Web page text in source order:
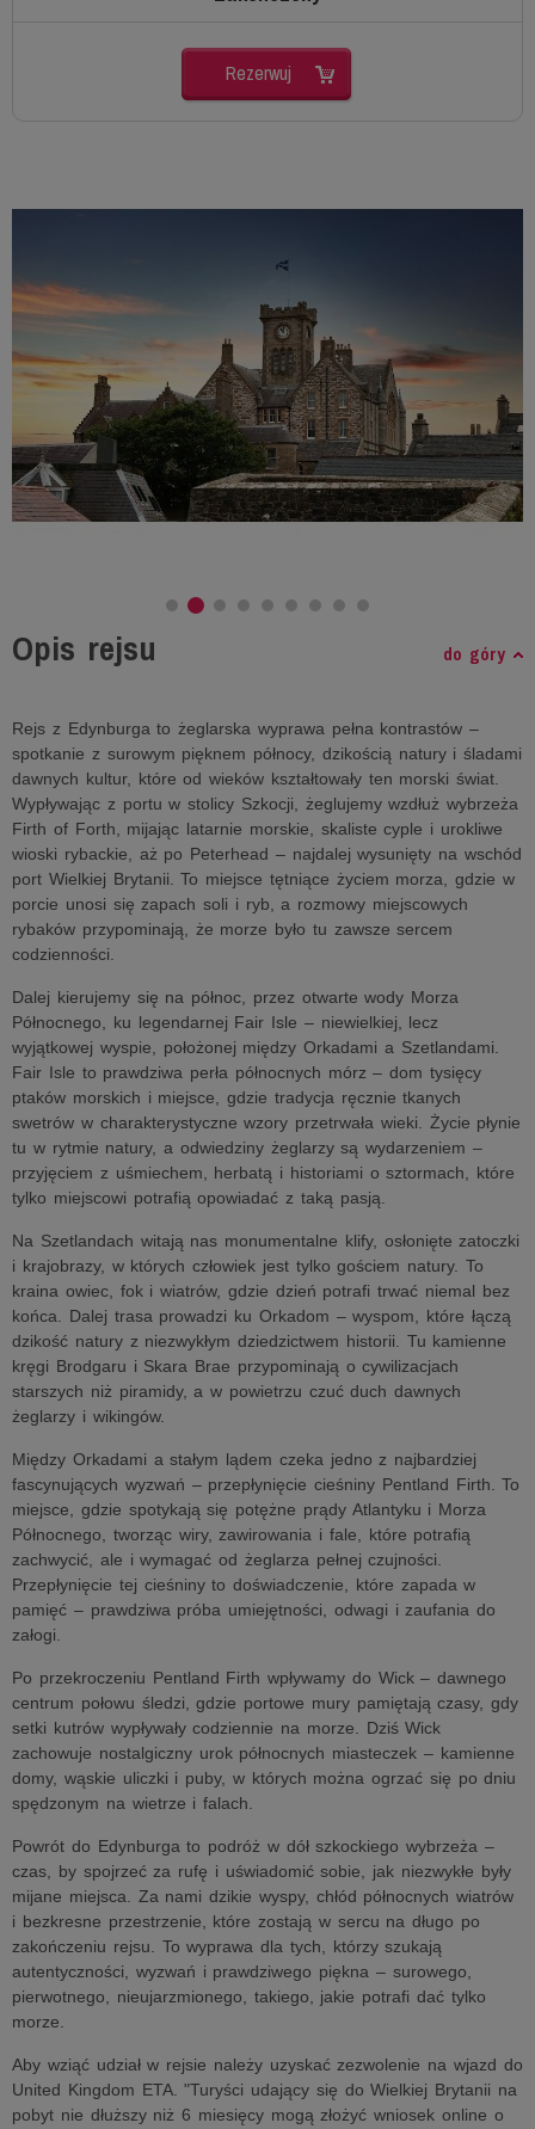
Rezerwuj
Opis rejsu do góry
Rejs z Edynburga to żeglarska wyprawa pełna kontrastów –
spotkanie z surowym pięknem północy, dzikością natury i śladami
dawnych kultur, które od wieków kształtowały ten morski świat.
Wypływając z portu w stolicy Szkocji, żeglujemy wzdłuż wybrzeża
Firth of Forth, mijając latarnie morskie, skaliste cyple i urokliwe
wioski rybackie, aż po Peterhead – najdalej wysunięty na wschód
port Wielkiej Brytanii. To miejsce tętniące życiem morza, gdzie w
porcie unosi się zapach soli i ryb, a rozmowy miejscowych
rybaków przypominają, że morze było tu zawsze sercem
codzienności.
Dalej kierujemy się na północ, przez otwarte wody Morza
Północnego, ku legendarnej Fair Isle – niewielkiej, lecz
wyjątkowej wyspie, położonej między Orkadami a Szetlandami.
Fair Isle to prawdziwa perła północnych mórz – dom tysięcy
ptaków morskich i miejsce, gdzie tradycja ręcznie tkanych
swetrów w charakterystyczne wzory przetrwała wieki. Życie płynie
tu w rytmie natury, a odwiedziny żeglarzy są wydarzeniem –
przyjęciem z uśmiechem, herbatą i historiami o sztormach, które
tylko miejscowi potrafią opowiadać z taką pasją.
Na Szetlandach witają nas monumentalne klify, osłonięte zatoczki
i krajobrazy, w których człowiek jest tylko gościem natury. To
kraina owiec, fok i wiatrów, gdzie dzień potrafi trwać niemal bez
końca. Dalej trasa prowadzi ku Orkadom – wyspom, które łączą
dzikość natury z niezwykłym dziedzictwem historii. Tu kamienne
kręgi Brodgaru i Skara Brae przypominają o cywilizacjach
starszych niż piramidy, a w powietrzu czuć duch dawnych
żeglarzy i wikingów.
Między Orkadami a stałym lądem czeka jedno z najbardziej
fascynujących wyzwań – przepłynięcie cieśniny Pentland Firth. To
miejsce, gdzie spotykają się potężne prądy Atlantyku i Morza
Północnego, tworząc wiry, zawirowania i fale, które potrafią
zachwycić, ale i wymagać od żeglarza pełnej czujności.
Przepłynięcie tej cieśniny to doświadczenie, które zapada w
pamięć – prawdziwa próba umiejętności, odwagi i zaufania do
załogi.
Po przekroczeniu Pentland Firth wpływamy do Wick – dawnego
centrum połowu śledzi, gdzie portowe mury pamiętają czasy, gdy
setki kutrów wypływały codziennie na morze. Dziś Wick
zachowuje nostalgiczny urok północnych miasteczek – kamienne
domy, wąskie uliczki i puby, w których można ogrzać się po dniu
spędzonym na wietrze i falach.
Powrót do Edynburga to podróż w dół szkockiego wybrzeża –
czas, by spojrzeć za rufę i uświadomić sobie, jak niezwykłe były
mijane miejsca. Za nami dzikie wyspy, chłód północnych wiatrów
i bezkresne przestrzenie, które zostają w sercu na długo po
zakończeniu rejsu. To wyprawa dla tych, którzy szukają
autentyczności, wyzwań i prawdziwego piękna – surowego,
pierwotnego, nieujarzmionego, takiego, jakie potrafi dać tylko
morze.
Aby wziąć udział w rejsie należy uzyskać zezwolenie na wjazd do
United Kingdom ETA. "Turyści udający się do Wielkiej Brytanii na
pobyt nie dłuższy niż 6 miesięcy mogą złożyć wniosek online o